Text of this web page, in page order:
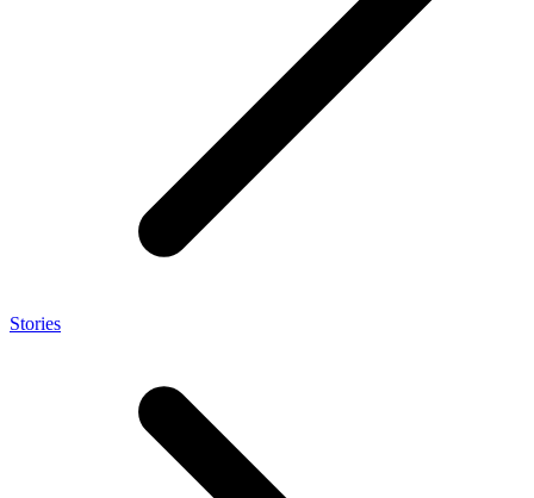
Stories